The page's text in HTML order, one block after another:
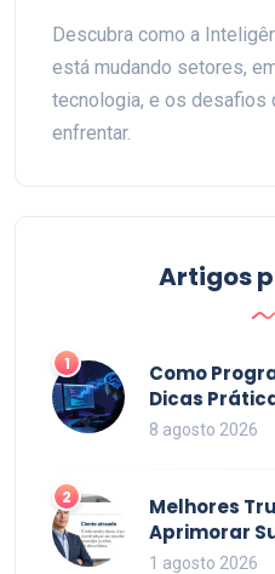
Descubra como a
está mudando setores,
tecnologia, e os desafios
enfrentar.
Artigos
1
Como
Dicas
Código em
8 agosto 2026
2
Melhores
Aprimorar
2026
1 agosto 2026